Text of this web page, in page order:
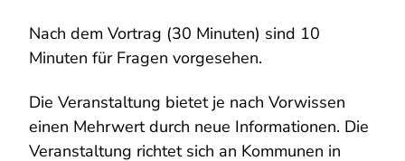
Nach dem Vortrag (30 Minuten) sind 10
Minuten für Fragen vorgesehen.
Die Veranstaltung bietet je nach Vorwissen
einen Mehrwert durch neue Informationen. Die
Veranstaltung richtet sich an Kommunen in